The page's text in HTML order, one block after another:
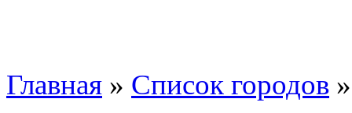
Главная » Список городов